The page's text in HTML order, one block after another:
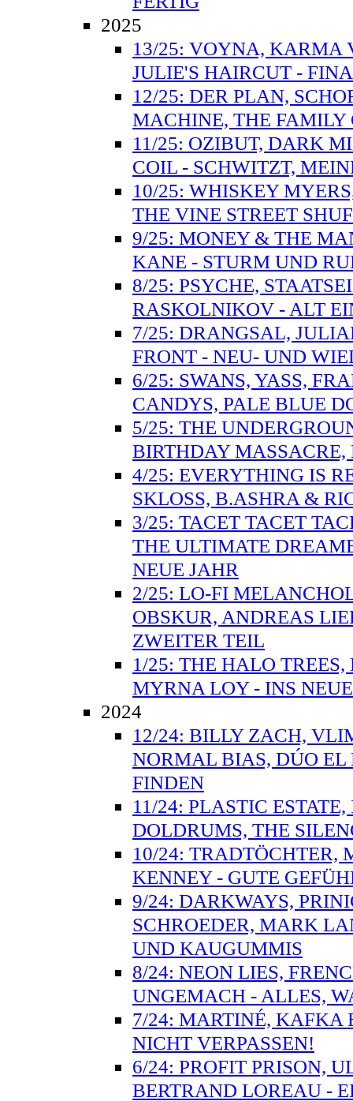
2025
13/25: VOYNA, KARMA
JULIE'S HAIRCUT -
12/25: DER PLAN,
MACHINE, THE FAMILY
11/25: OZIBUT, DARK
COIL - SCHWITZT,
10/25: WHISKEY
THE VINE STREET
9/25: MONEY & THE
KANE - STURM UND
8/25: PSYCHE,
RASKOLNIKOV - ALT
7/25: DRANGSAL,
FRONT - NEU- UND
6/25: SWANS, YASS,
CANDYS, PALE BLUE
5/25: THE
BIRTHDAY
4/25: EVERYTHING IS
SKLOSS, B.ASHRA &
3/25: TACET TACET
THE ULTIMATE
NEUE JAHR
2/25: LO-FI
OBSKUR, ANDREAS
ZWEITER TEIL
1/25: THE HALO
MYRNA LOY - INS
2024
12/24: BILLY ZACH,
NORMAL BIAS, DÚO
FINDEN
11/24: PLASTIC
DOLDRUMS, THE
10/24: TRADTÖCHTER,
KENNEY - GUTE
9/24: DARKWAYS,
SCHROEDER, MARK
UND KAUGUMMIS
8/24: NEON LIES,
UNGEMACH - ALLES,
7/24: MARTINÉ, KAFKA
NICHT VERPASSEN!
6/24: PROFIT PRISON,
BERTRAND LOREAU -